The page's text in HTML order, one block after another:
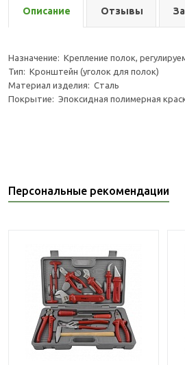
Описание Отзывы
Назначение: Крепление полок,
Тип: Кронштейн (уголок для полок)
Материал изделия: Сталь
Покрытие: Эпоксидная полимерная
Персональные рекомендации